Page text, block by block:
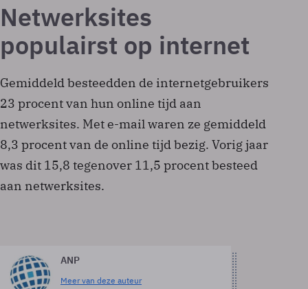
Netwerksites
populairst op internet
Gemiddeld besteedden de internetgebruikers
23 procent van hun online tijd aan
netwerksites. Met e-mail waren ze gemiddeld
8,3 procent van de online tijd bezig. Vorig jaar
was dit 15,8 tegenover 11,5 procent besteed
aan netwerksites.
ANP
Meer van deze auteur